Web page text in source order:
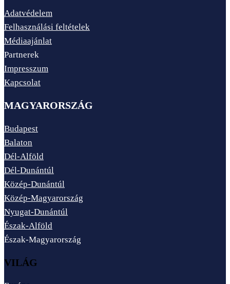
Adatvédelem
Felhasználási feltételek
Médiaajánlat
Partnerek
Impresszum
Kapcsolat
MAGYARORSZÁG
Budapest
Balaton
Dél-Alföld
Dél-Dunántúl
Közép-Dunántúl
Közép-Magyarország
Nyugat-Dunántúl
Észak-Alföld
Észak-Magyarország
VILÁG